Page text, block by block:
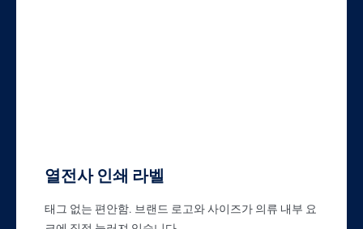
열전사 인쇄 라벨
태그 없는 편안함. 브랜드 로고와 사이즈가 의류 내부 요